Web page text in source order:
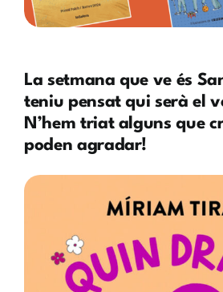
La setmana que ve és
teniu pensat qui serà el
N’hem triat alguns que
poden agradar!